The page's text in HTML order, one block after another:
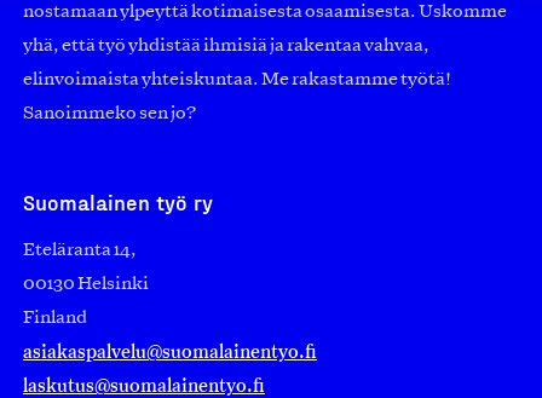
nostamaan ylpeyttä kotimaisesta osaamisesta. Uskomme
yhä, että työ yhdistää ihmisiä ja rakentaa vahvaa,
elinvoimaista yhteiskuntaa. Me rakastamme työtä!
Sanoimmeko sen jo?
Suomalainen työ ry
Eteläranta 14,
00130 Helsinki
Finland
asiakaspalvelu@suomalainentyo.fi
laskutus@suomalainentyo.fi